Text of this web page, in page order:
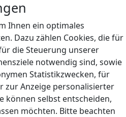
Ihnen ein optimales
Dazu zählen Cookies, die für
die Steuerung unserer
notwendig sind, sowie
Statistikzwecken, für
zur Anzeige personalisierter
können selbst entscheiden,
möchten. Bitte beachten